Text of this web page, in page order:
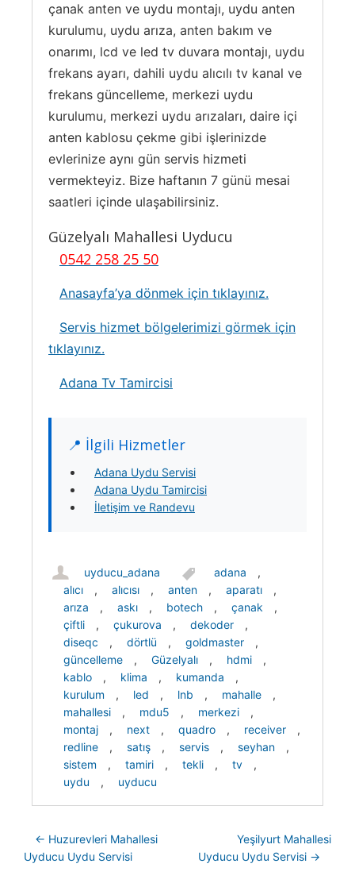
çanak anten ve uydu montajı, uydu anten
kurulumu, uydu arıza, anten bakım ve
onarımı, lcd ve led tv duvara montajı, uydu
frekans ayarı, dahili uydu alıcılı tv kanal ve
frekans güncelleme, merkezi uydu
kurulumu, merkezi uydu arızaları, daire içi
anten kablosu çekme gibi işlerinizde
evlerinize aynı gün servis hizmeti
vermekteyiz. Bize haftanın 7 günü mesai
saatleri içinde ulaşabilirsiniz.
Güzelyalı Mahallesi Uyducu
0542 258 25 50
Anasayfa’ya dönmek için tıklayınız.
Servis hizmet bölgelerimizi görmek için
tıklayınız.
Adana Tv Tamircisi
📍 İlgili Hizmetler
Adana Uydu Servisi
Adana Uydu Tamircisi
İletişim ve Randevu
uyducu_adana adana
,
alıcı
, alıcısı , anten , aparatı
,
arıza
, askı , botech , çanak
,
çiftli
, çukurova , dekoder
,
diseqc
, dörtlü , goldmaster
,
güncelleme
, Güzelyalı , hdmi
,
kablo
, klima , kumanda
,
kurulum
, led , lnb , mahalle
,
mahallesi
, mdu5 , merkezi
,
montaj
, next , quadro , receiver
,
redline
, satış , servis , seyhan
,
sistem
, tamiri , tekli , tv
,
uydu
, uyducu
Post navigation
← Huzurevleri Mahallesi
Uyducu Uydu Servisi
Yeşilyurt Mahallesi
Uyducu Uydu Servisi →